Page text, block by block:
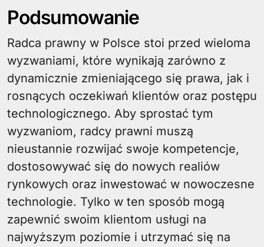
Podsumowanie
Radca prawny w Polsce stoi przed wieloma
wyzwaniami, które wynikają zarówno z
dynamicznie zmieniającego się prawa, jak i
rosnących oczekiwań klientów oraz postępu
technologicznego. Aby sprostać tym
wyzwaniom, radcy prawni muszą
nieustannie rozwijać swoje kompetencje,
dostosowywać się do nowych realiów
rynkowych oraz inwestować w nowoczesne
technologie. Tylko w ten sposób mogą
zapewnić swoim klientom usługi na
najwyższym poziomie i utrzymać się na